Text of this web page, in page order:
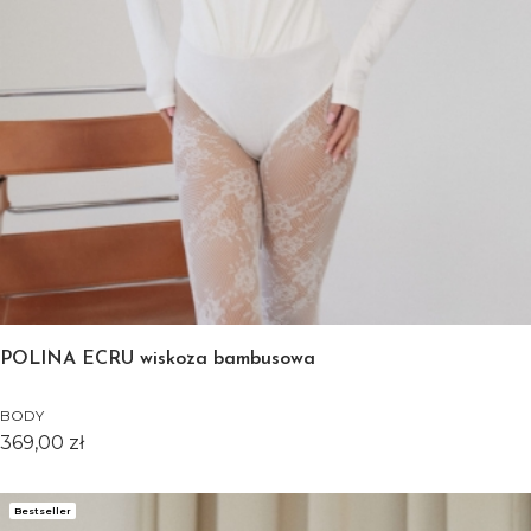
POLINA ECRU wiskoza bambusowa
BODY
Cena
369,00 zł
Bestseller